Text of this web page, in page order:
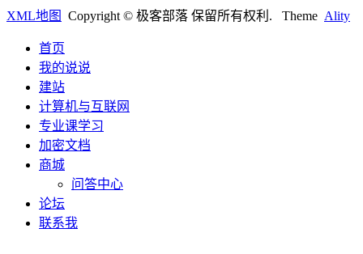
XML地图 Copyright © 极客部落 保留所有权利. Theme Ality
首页
我的说说
建站
计算机与互联网
专业课学习
加密文档
商城
问答中心
论坛
联系我